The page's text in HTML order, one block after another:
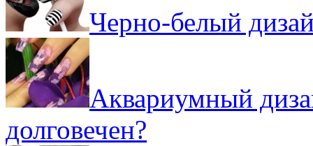
Черно-белый
Аквариумный
долговечен?